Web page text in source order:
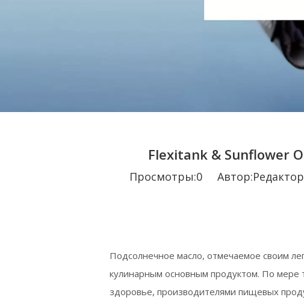
Flexitank & Sunflower
Просмотры:0
Подсолнечное масло, отмечаемое своим
кулинарным основным продуктом. По мере
здоровье, производителями пищевых